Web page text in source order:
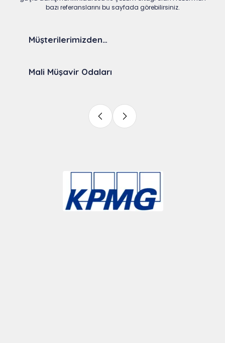
bazı referanslarını bu sayfada görebilirsiniz.
Müşterilerimizden…
Mali Müşavir Odaları